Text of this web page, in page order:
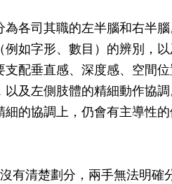
各司其職的左半腦和右半
如字形、數目）的辨別，
配垂直感、深度感、空間
及左側肢體的精細動作協
的協調上，仍會有主導性
有清楚劃分，兩手無法明確
小教導
生活